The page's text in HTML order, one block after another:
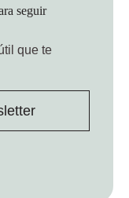
seguir
que te